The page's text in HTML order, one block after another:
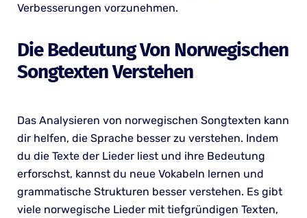
Verbesserungen vorzunehmen.
Die Bedeutung Von Norwegischen
Songtexten Verstehen
Das Analysieren von norwegischen Songtexten kann
dir helfen, die Sprache besser zu verstehen. Indem
du die Texte der Lieder liest und ihre Bedeutung
erforschst, kannst du neue Vokabeln lernen und
grammatische Strukturen besser verstehen. Es gibt
viele norwegische Lieder mit tiefgründigen Texten,